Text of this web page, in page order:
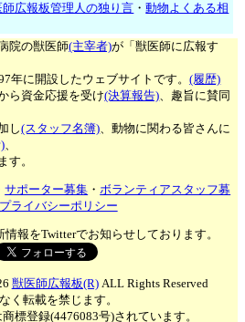
師広報板管理人の独り言 ・動物よくある相
院の獣医師(主宰者)が「獣医師に広報す
年に開設したウェブサイトです。(履歴)
ら資金応援を受け(決算報告)、趣旨に賛同
し(スタッフ名簿)、動物に関わる皆さんに
、
す。
サポーター募集 ・ボランティアスタッフ募
プライバシーポリシー
報をTwitterでお知らせしております。
獣医師広報板(R)ALL Rights Reserved
く転載を禁じます。
標登録(4476083号)されています。